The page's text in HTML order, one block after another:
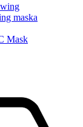
maska
Mask